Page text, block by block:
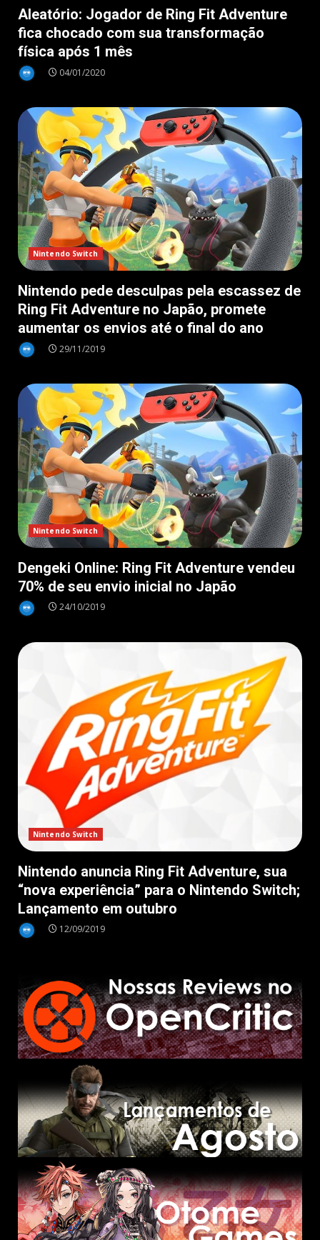
Aleatório: Jogador de Ring Fit Adventure
fica chocado com sua transformação
física após 1 mês
04/01/2020
Nintendo Switch
Nintendo pede desculpas pela escassez de
Ring Fit Adventure no Japão, promete
aumentar os envios até o final do ano
29/11/2019
Nintendo Switch
Dengeki Online: Ring Fit Adventure vendeu
70% de seu envio inicial no Japão
24/10/2019
Nintendo Switch
Nintendo anuncia Ring Fit Adventure, sua
“nova experiência” para o Nintendo Switch;
Lançamento em outubro
12/09/2019